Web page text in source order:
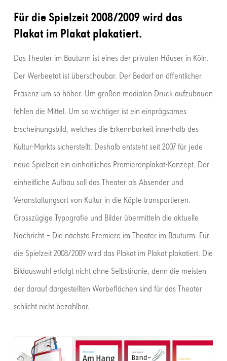
Für die Spielzeit 2008/2009 wird das
Plakat im Plakat plakatiert.
Das Theater im Bauturm ist eines der privaten Häuser in Köln.
Der Werbeetat ist überschaubar. Der Bedarf an öffentlicher
Präsenz um so höher. Um großen medialen Druck aufzubauen
fehlen die Mittel. Um so wichtiger ist ein einprägsames
Erscheinungsbild, welches die Erkennbarkeit innerhalb des
Kultur-Markts sicherstellt. Deshalb entsteht seit 2007 für jede
neue Spielzeit ein einheitliches Premierenplakat-Konzept. Der
einheitliche Aufbau soll das Theater als Absender und
Veranstaltungsort von Kultur in die Köpfe transportieren.
Grosszügige Typografie und Bilder übermitteln die aktuelle
Nachricht – Die nächste Premiere im Theater im Bauturm. Für
die Spielzeit 2008/2009 wird das Plakat im Plakat plakatiert. Die
Bildauswahl erfolgt nicht ohne Selbstironie, denn die meisten
der darauf dargestellten Werbeflächen sind für das Theater
schlicht nicht bezahlbar.